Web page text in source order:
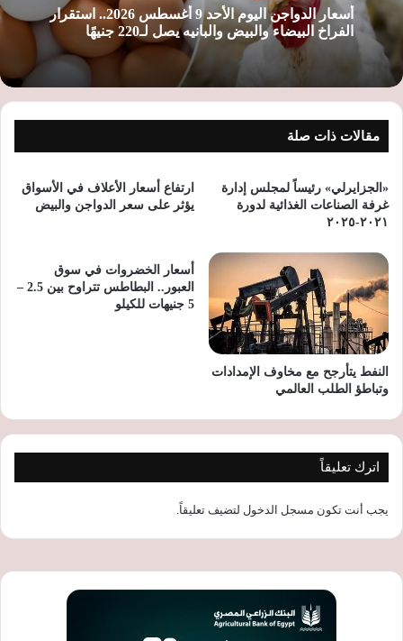
أسعار الدواجن اليوم الأحد 9 أغسطس 2026.. استقرار
الفراخ البيضاء والبيض والبانيه يصل لـ220 جنيهًا
مقالات ذات صلة
«الجزايرلي» رئيساً لمجلس إدارة
غرفة الصناعات الغذائية لدورة
٢٠٢١-٢٠٢٥
ارتفاع أسعار الأعلاف في الأسواق
يؤثر على سعر الدواجن والبيض
النفط يتأرجح مع مخاوف الإمدادات
وتباطؤ الطلب العالمي
أسعار الخضروات في سوق
العبور.. البطاطس تتراوح بين 2.5 –
5 جنيهات للكيلو
اترك تعليقاً
يجب أنت تكون مسجل الدخول لتضيف تعليقاً.